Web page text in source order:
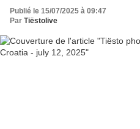
Publié le 15/07/2025 à 09:47
Par Tiëstolive